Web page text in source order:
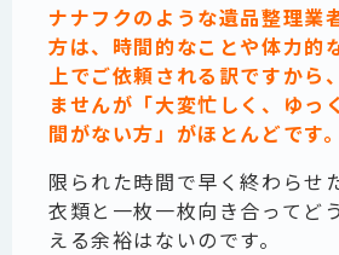
ナナフクのような遺品整理業
方は、時間的なことや体力的
上でご依頼される訳ですから
ませんが「大変忙しく、ゆっ
間がない方」がほとんどです。
限られた時間で早く終わらせ
衣類と一枚一枚向き合ってど
える余裕はないのです。